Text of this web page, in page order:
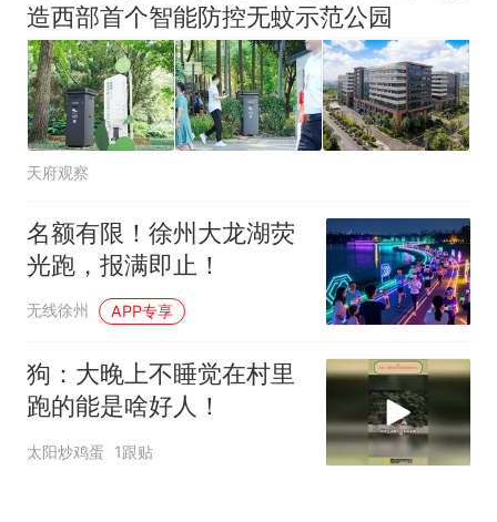
造西部首个智能防控无蚊示范公园
天府观察
名额有限！徐州大龙湖荧
光跑，报满即止！
无线徐州 APP专享
狗：大晚上不睡觉在村里
跑的能是啥好人！
太阳炒鸡蛋 1跟贴